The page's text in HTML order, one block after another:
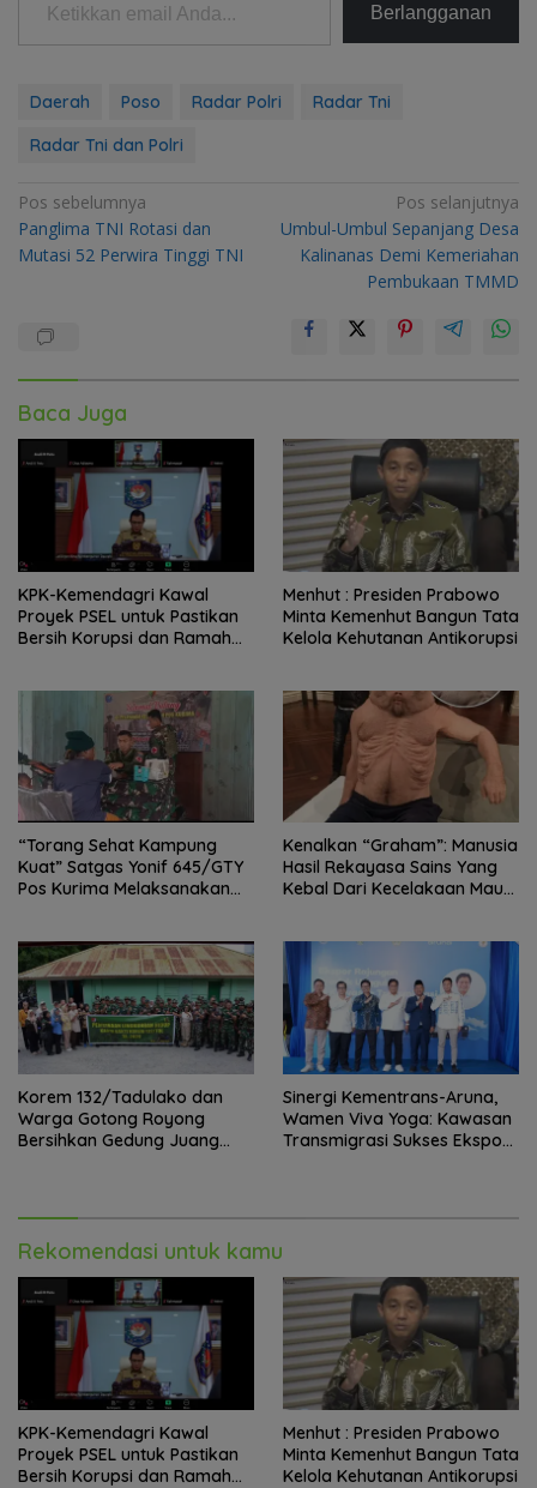
Berlangganan
Daerah Poso Radar Polri
Radar Tni
Radar Tni dan Polri
Navigasi
pos
Pos sebelumnya
Panglima TNI Rotasi dan
Mutasi 52 Perwira Tinggi TNI
Pos selanjutnya
Umbul-Umbul Sepanjang Desa
Kalinanas Demi Kemeriahan
Pembukaan TMMD
Baca Juga
KPK-Kemendagri Kawal
Proyek PSEL untuk Pastikan
Bersih Korupsi dan Ramah
Menhut : Presiden Prabowo
Minta Kemenhut Bangun Tata
Kelola Kehutanan Antikorupsi
“Torang Sehat Kampung
Kuat” Satgas Yonif 645/GTY
Pos Kurima Melaksanakan
Kenalkan “Graham”: Manusia
Hasil Rekayasa Sains Yang
Kebal Dari Kecelakaan Maut
Korem 132/Tadulako dan
Warga Gotong Royong
Bersihkan Gedung Juang
Sinergi Kementrans-Aruna,
Wamen Viva Yoga: Kawasan
Transmigrasi Sukses Ekspor
Rekomendasi untuk kamu
KPK-Kemendagri Kawal
Proyek PSEL untuk Pastikan
Bersih Korupsi dan Ramah
Menhut : Presiden Prabowo
Minta Kemenhut Bangun Tata
Kelola Kehutanan Antikorupsi